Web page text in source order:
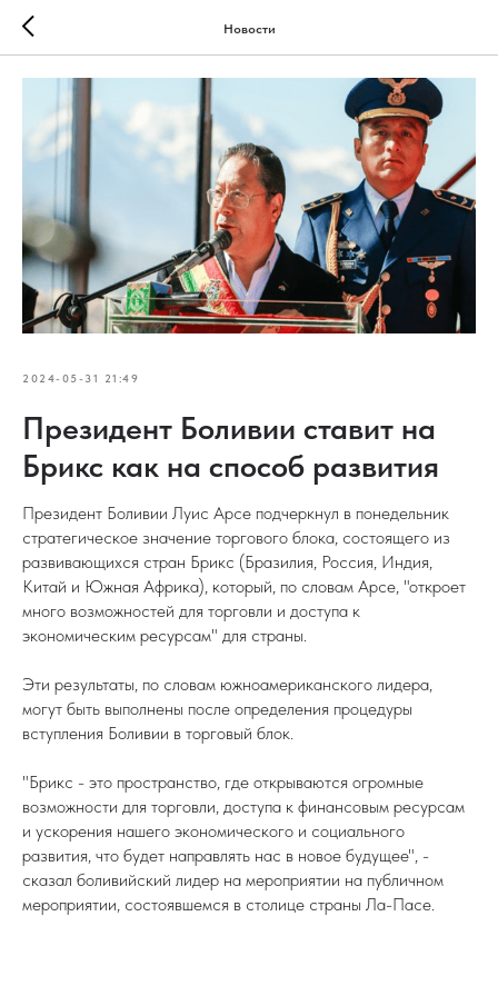
Новости
2024-05-31 21:49
Президент Боливии ставит на
Брикс как на способ развития
Президент Боливии Луис Арсе подчеркнул в понедельник
стратегическое значение торгового блока, состоящего из
развивающихся стран Брикс (Бразилия, Россия, Индия,
Китай и Южная Африка), который, по словам Арсе, "откроет
много возможностей для торговли и доступа к
экономическим ресурсам" для страны.
Эти результаты, по словам южноамериканского лидера,
могут быть выполнены после определения процедуры
вступления Боливии в торговый блок.
"Брикс - это пространство, где открываются огромные
возможности для торговли, доступа к финансовым ресурсам
и ускорения нашего экономического и социального
развития, что будет направлять нас в новое будущее", -
сказал боливийский лидер на мероприятии на публичном
мероприятии, состоявшемся в столице страны Ла-Пасе.